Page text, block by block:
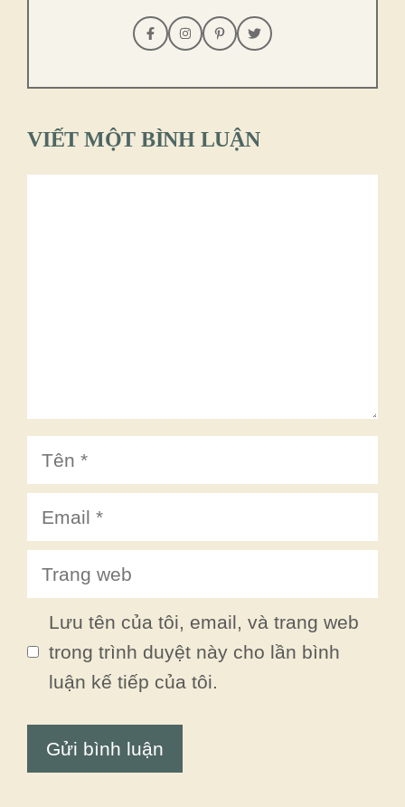
VIẾT MỘT BÌNH LUẬN
Tên
Email
Trang
web
Lưu tên của tôi, email, và trang web
trong trình duyệt này cho lần bình
luận kế tiếp của tôi.